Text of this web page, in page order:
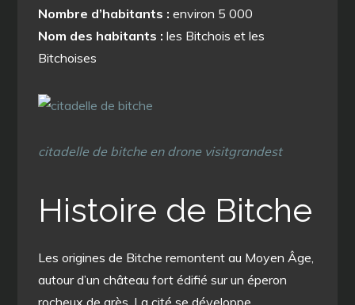
Nombre d’habitants : environ 5 000
Nom des habitants : les Bitchois et les
Bitchoises
citadelle de bitche en drone visitgrandest
Histoire de Bitche
Les origines de Bitche remontent au Moyen Âge,
autour d’un château fort édifié sur un éperon
rocheux de grès. La cité se développe